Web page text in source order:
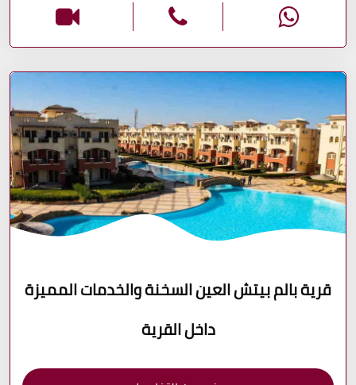
قرية بالم بيتش العين السخنة والخدمات المميزة
داخل القرية